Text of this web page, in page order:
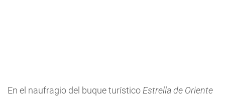
En el naufragio del buque turístico Estrella de Oriente